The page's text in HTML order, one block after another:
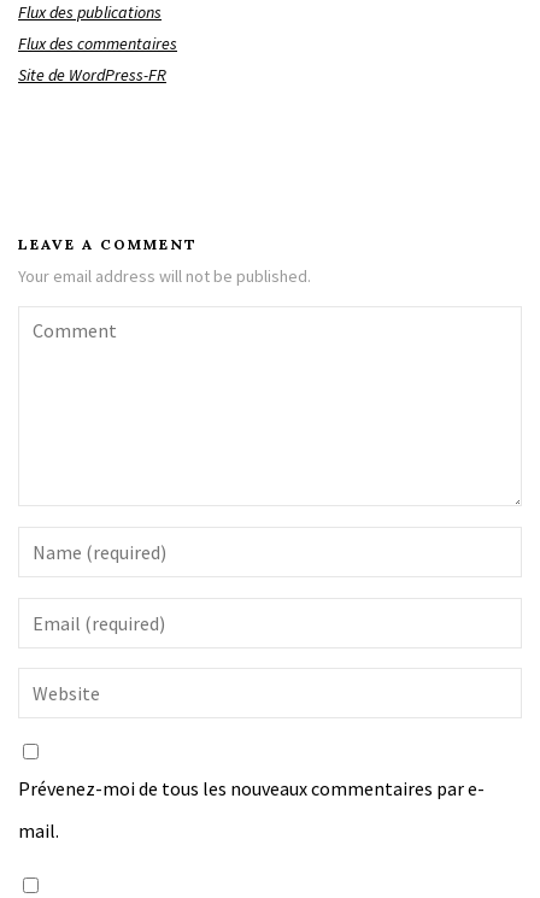
Flux des publications
Flux des commentaires
Site de WordPress-FR
LEAVE A COMMENT
Your email address will not be published.
Prévenez-moi de tous les nouveaux commentaires par e-
mail.